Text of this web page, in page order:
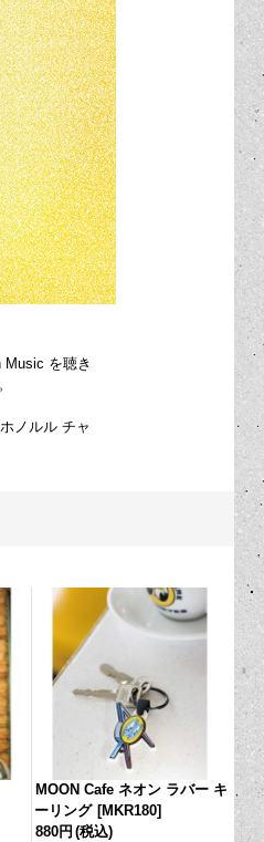
を聴き
ノルル チャ
MOON Cafe ネオン ラバー キ
ーリング [MKR180]
880円 (税込)